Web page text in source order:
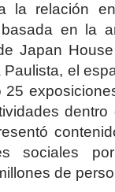
la relación
en la
Japan
el
25
sociales
de